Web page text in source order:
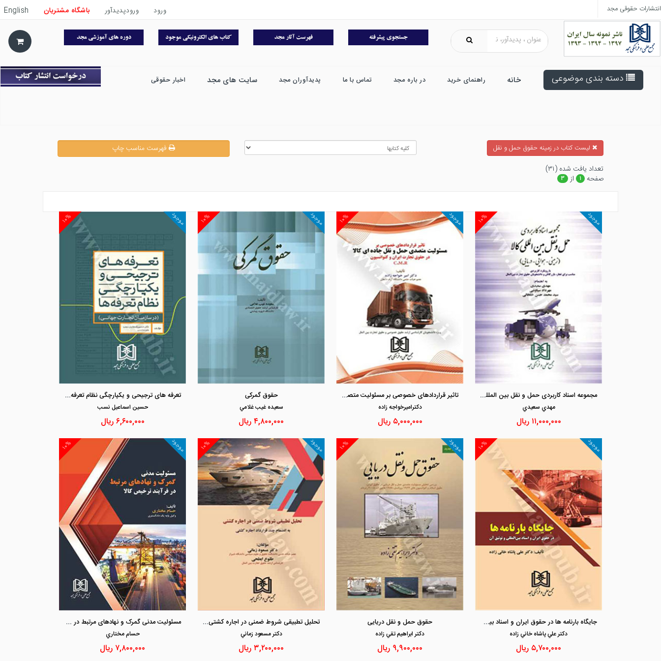
انتشارات حقوقی مجد ورود ورودپدیدآور باشگاه مشتریان English
دسته بندی موضوعی خانه راهنمای خرید در باره مجد تماس با ما پدیدآوران مجد سایت های مجد اخبار حقوقی
ليست كتاب در زمينه حقوق حمل و نقل
فهرست مناسب چاپ
تعداد يافت شده (۳۱)
صفحه
۱ از ۳
۱۰% موجود
مشاهده و خرید
مجموعه اسناد کاربردی حمل و نقل بین المللی کالا (زمینی - هوایی - دریایی)
مهدي سعيدي
۱۱,۰۰۰,۰۰۰ ریال
۱۰% موجود
مشاهده و خرید
تاثیر قراردادهای خصوصی بر مسئولیت متصدی حمل و نقل جاده ای کالا در حقوق تجارت ایران و کنوانسیون C.M.R
دكتراميرخواجه زاده
۵,۰۰۰,۰۰۰ ریال
۱۰% موجود
حقوق گمرکی
سعيده غيب غلامي
۴,۸۰۰,۰۰۰ریال
۱۰% موجود
تعرفه های ترجیحی و یکپارچگی نظام تعرفه ها «در سازمان تجارت جهانی »
حسين اسماعيل نسب
۶,۶۰۰,۰۰۰ریال
۱۰% موجود
مشاهده و خرید
جایگاه بارنامه ها در حقوق ایران و اسناد بین المللی و توثیق آن
دكتر علي پاشاه خاني زاده
۵,۷۰۰,۰۰۰ ریال
۱۰% موجود
مشاهده و خرید
حقوق حمل و نقل دریایی
دكتر ابراهيم تقي زاده
۹,۹۰۰,۰۰۰ ریال
۱۰% موجود
مشاهده و خرید
تحلیل تطبیقی شروط ضمنی در اجاره کشتی به انضام چند قرارداد اجاره کشتی
دكتر مسعود زماني
۳,۲۰۰,۰۰۰ریال
۱۰% موجود
مسئولیت مدنی گمرک و نهادهای مرتبط در فرایند ترخیص کالا
حسام مختاري
۷,۸۰۰,۰۰۰ ریال